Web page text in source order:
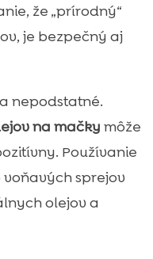
pre mačky citlivá
oleje a
kontakt so
na mačky: čo
najčastejšie
doma:
že „prírodný“
je bezpečný aj
nepodstatné.
na mačky môže
Používanie
sprejov
olejov a